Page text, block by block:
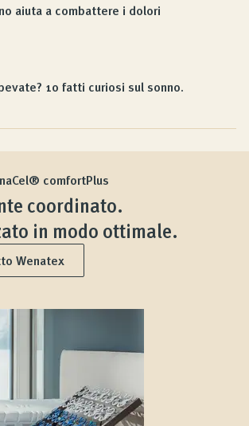
aiuta a combattere i dolori
10 fatti curiosi sul sonno.
comfortPlus
coordinato.
in modo ottimale.
Wenatex